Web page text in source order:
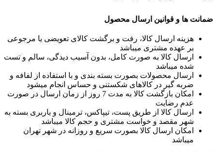
ضمانت ها و قوانین ارسال محصول
هزینه ارسال کالا، رفت و برگشت کالای تعویضی یا مرجوعی
بر عهده مشتری میباشد
ارسال کالا به صورت کامل، بدون آسیب دیدگی، سالم و تست
شده میباشد
ارسال محصولات بصورت بسته بندی و با استفاده از لفافه و
ضربه گیر در کالاهای شکستنی و حساس انجام میشود
امکان بازگشت کالا به مدت 7 روز از زمان ارسال در صورت
عدم رضایت
ارسال کالا از طریق پست، تیپاکس، ترمینال و باربری بسته به
شهر مقصد و خواست مشتری و حجم کالا میباشد
امکان ارسال کالا بصورت سریع و روزانه در شهر تهران
میباشد